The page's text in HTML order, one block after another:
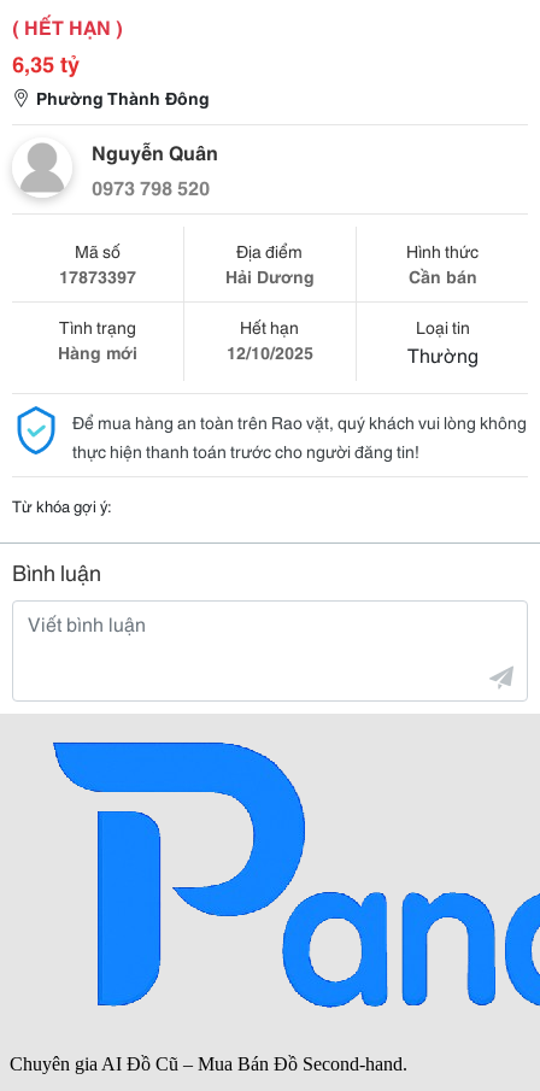
( HẾT HẠN )
6,35 tỷ
Phường Thành Đông
Nguyễn Quân
0973 798 520
Mã số
17873397
Địa điểm
Hải Dương
Hình thức
Cần bán
Tình trạng
Hàng mới
Hết hạn
12/10/2025
Loại tin
Thường
Để mua hàng an toàn trên Rao vặt, quý khách vui lòng không
thực hiện thanh toán trước cho người đăng tin!
Từ khóa gợi ý:
Bình luận